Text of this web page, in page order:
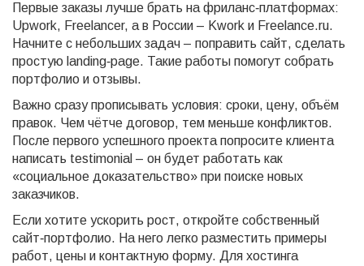
Первые заказы лучше брать на фриланс‑платформах:
Upwork, Freelancer, а в России – Kwork и Freelance.ru.
Начните с небольших задач – поправить сайт, сделать
простую landing‑page. Такие работы помогут собрать
портфолио и отзывы.
Важно сразу прописывать условия: сроки, цену, объём
правок. Чем чётче договор, тем меньше конфликтов.
После первого успешного проекта попросите клиента
написать testimonial – он будет работать как
«социальное доказательство» при поиске новых
заказчиков.
Если хотите ускорить рост, откройте собственный
сайт‑портфолио. На него легко разместить примеры
работ, цены и контактную форму. Для хостинга